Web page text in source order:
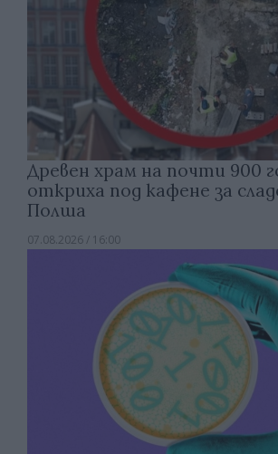
Древен храм на почти 900
откриха под кафене за
Полша
07.08.2026 / 16:00